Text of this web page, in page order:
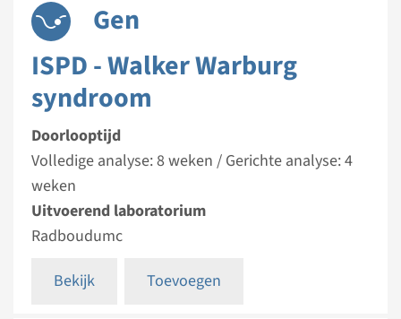
Gen
ISPD - Walker Warburg
syndroom
Doorlooptijd
Volledige analyse: 8 weken / Gerichte analyse: 4
weken
Uitvoerend laboratorium
Radboudumc
Bekijk
Toevoegen